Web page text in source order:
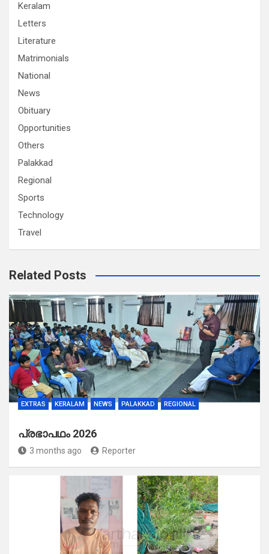
Keralam
Letters
Literature
Matrimonials
National
News
Obituary
Opportunities
Others
Palakkad
Regional
Sports
Technology
Travel
Related Posts
EXTRAS KERALAM NEWS PALAKKAD REGIONAL
പ്രഭാപഥം 2026
3 months ago Reporter